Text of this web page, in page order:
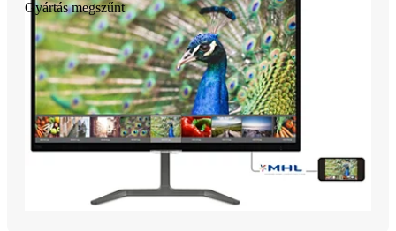
Gyártás megszűnt